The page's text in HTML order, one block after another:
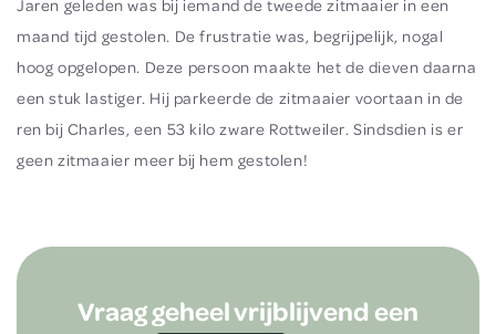
Jaren geleden was bij iemand de tweede zitmaaier in een
maand tijd gestolen. De frustratie was, begrijpelijk, nogal
hoog opgelopen. Deze persoon maakte het de dieven daarna
een stuk lastiger. Hij parkeerde de zitmaaier voortaan in de
ren bij Charles, een 53 kilo zware Rottweiler. Sindsdien is er
geen zitmaaier meer bij hem gestolen!
Vraag geheel vrijblijvend een